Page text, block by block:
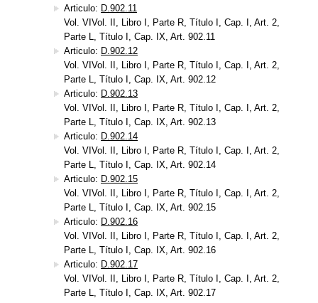
Articulo: D.902.11
Vol. VIVol. II, Libro I, Parte R, Título I, Cap. I, Art. 2,
Parte L, Título I, Cap. IX, Art. 902.11
Articulo: D.902.12
Vol. VIVol. II, Libro I, Parte R, Título I, Cap. I, Art. 2,
Parte L, Título I, Cap. IX, Art. 902.12
Articulo: D.902.13
Vol. VIVol. II, Libro I, Parte R, Título I, Cap. I, Art. 2,
Parte L, Título I, Cap. IX, Art. 902.13
Articulo: D.902.14
Vol. VIVol. II, Libro I, Parte R, Título I, Cap. I, Art. 2,
Parte L, Título I, Cap. IX, Art. 902.14
Articulo: D.902.15
Vol. VIVol. II, Libro I, Parte R, Título I, Cap. I, Art. 2,
Parte L, Título I, Cap. IX, Art. 902.15
Articulo: D.902.16
Vol. VIVol. II, Libro I, Parte R, Título I, Cap. I, Art. 2,
Parte L, Título I, Cap. IX, Art. 902.16
Articulo: D.902.17
Vol. VIVol. II, Libro I, Parte R, Título I, Cap. I, Art. 2,
Parte L, Título I, Cap. IX, Art. 902.17